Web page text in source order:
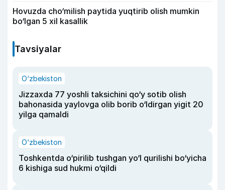
Hovuzda cho‘milish paytida yuqtirib olish mumkin
bo‘lgan 5 xil kasallik
Tavsiyalar
O‘zbekiston
Jizzaxda 77 yoshli taksichini qo‘y sotib olish
bahonasida yaylovga olib borib o‘ldirgan yigit 20
yilga qamaldi
O‘zbekiston
Toshkentda o‘pirilib tushgan yo‘l qurilishi bo‘yicha
6 kishiga sud hukmi o‘qildi